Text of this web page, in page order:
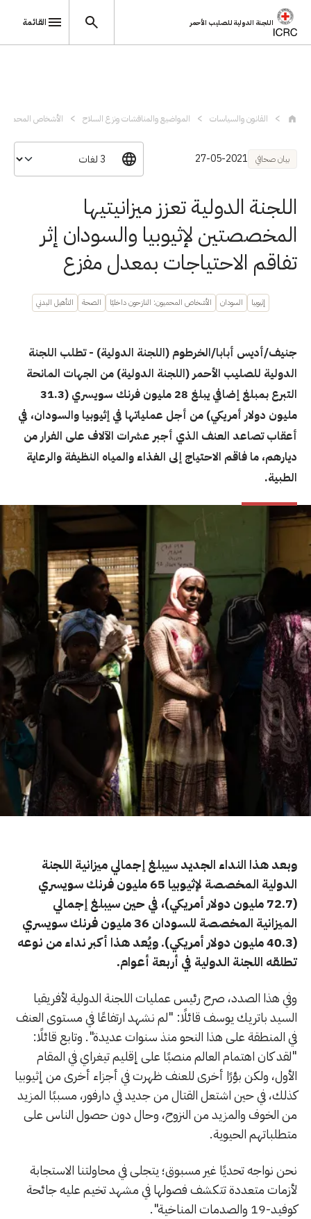
اللجنة الدولية للصليب الأحمر القائمة
القانون والسياسات المواضيع والمناقشات ونزع السلاح الأشخاص المحميون
بيان صحافي 27-05-2021
اللجنة الدولية تعزز ميزانيتيها
المخصصتين لإثيوبيا والسودان إثر
تفاقم الاحتياجات بمعدل مفزع
إثيوبيا السودان الأشخاص المحميون: النازحون داخليًا الصحة التأهيل البدني
جنيف/أديس أبابا/الخرطوم (اللجنة الدولية) - تطلب اللجنة
الدولية للصليب الأحمر (اللجنة الدولية) من الجهات المانحة
التبرع بمبلغ إضافي يبلغ 28 مليون فرنك سويسري (31.3
مليون دولار أمريكي) من أجل عملياتها في إثيوبيا والسودان، في
أعقاب تصاعد العنف الذي أجبر عشرات الآلاف على الفرار من
ديارهم، ما فاقم الاحتياج إلى الغذاء والمياه النظيفة والرعاية
الطبية.
وبعد هذا النداء الجديد سيبلغ إجمالي ميزانية اللجنة
الدولية المخصصة لإثيوبيا 65 مليون فرنك سويسري
(72.7 مليون دولار أمريكي)، في حين سيبلغ إجمالي
الميزانية المخصصة للسودان 36 مليون فرنك سويسري
(40.3 مليون دولار أمريكي). ويُعد هذا أكبر نداء من نوعه
تطلقه اللجنة الدولية في أربعة أعوام.
وفي هذا الصدد، صرح رئيس عمليات اللجنة الدولية لأفريقيا
السيد باتريك يوسف قائلًا: "لم نشهد ارتفاعًا في مستوى العنف
في المنطقة على هذا النحو منذ سنوات عديدة". وتابع قائلًا:
"لقد كان اهتمام العالم منصبًا على إقليم تيغراي في المقام
الأول، ولكن بؤرًا أخرى للعنف ظهرت في أجزاء أخرى من إثيوبيا
كذلك، في حين اشتعل القتال من جديد في دارفور، مسببًا المزيد
من الخوف والمزيد من النزوح، وحال دون حصول الناس على
متطلباتهم الحيوية.
نحن نواجه تحديًا غير مسبوق؛ يتجلى في محاولتنا الاستجابة
لأزمات متعددة تتكشف فصولها في مشهد تخيم عليه جائحة
كوفيد-19 والصدمات المناخية".